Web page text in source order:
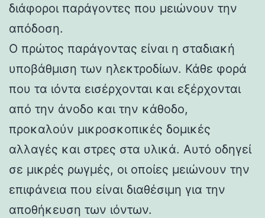
διάφοροι παράγοντες που μειώνουν την
απόδοση.
Ο πρώτος παράγοντας είναι η σταδιακή
υποβάθμιση των ηλεκτροδίων. Κάθε φορά
που τα ιόντα εισέρχονται και εξέρχονται
από την άνοδο και την κάθοδο,
προκαλούν μικροσκοπικές δομικές
αλλαγές και στρες στα υλικά. Αυτό οδηγεί
σε μικρές ρωγμές, οι οποίες μειώνουν την
επιφάνεια που είναι διαθέσιμη για την
αποθήκευση των ιόντων.